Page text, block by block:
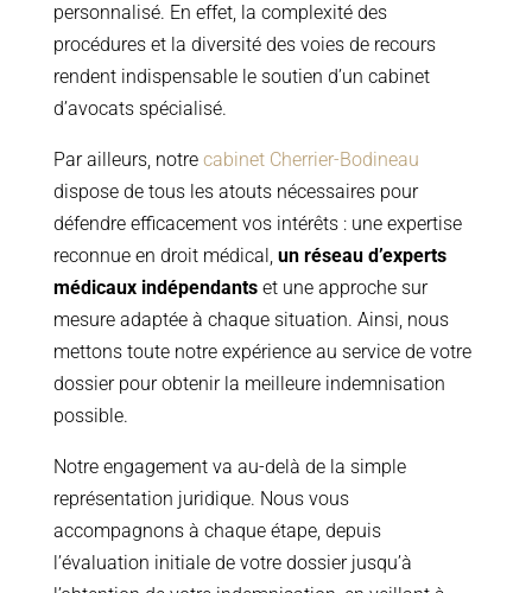
personnalisé. En effet, la complexité des
procédures et la diversité des voies de recours
rendent indispensable le soutien d’un cabinet
d’avocats spécialisé.
Par ailleurs, notre cabinet Cherrier-Bodineau
dispose de tous les atouts nécessaires pour
défendre efficacement vos intérêts : une expertise
reconnue en droit médical, un réseau d’experts
médicaux indépendants et une approche sur
mesure adaptée à chaque situation. Ainsi, nous
mettons toute notre expérience au service de votre
dossier pour obtenir la meilleure indemnisation
possible.
Notre engagement va au-delà de la simple
représentation juridique. Nous vous
accompagnons à chaque étape, depuis
l’évaluation initiale de votre dossier jusqu’à